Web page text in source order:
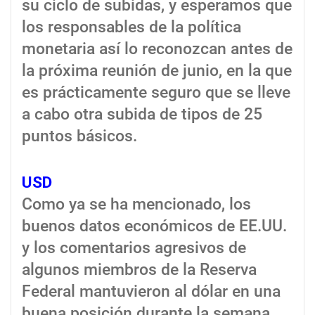
su ciclo de subidas, y esperamos que
los responsables de la política
monetaria así lo reconozcan antes de
la próxima reunión de junio, en la que
es prácticamente seguro que se lleve
a cabo otra subida de tipos de 25
puntos básicos.
USD
Como ya se ha mencionado, los
buenos datos económicos de EE.UU.
y los comentarios agresivos de
algunos miembros de la Reserva
Federal mantuvieron al dólar en una